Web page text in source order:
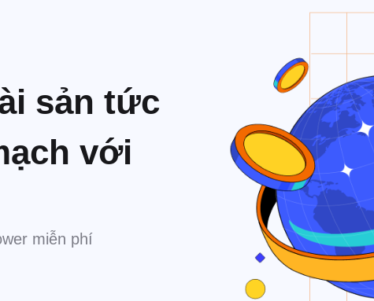
sản tức
với
miễn phí